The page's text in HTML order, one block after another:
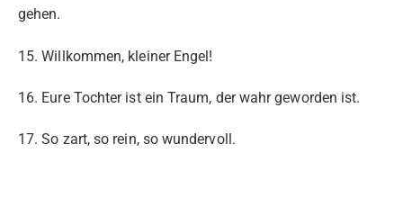
gehen.
15. Willkommen, kleiner Engel!
16. Eure Tochter ist ein Traum, der wahr geworden ist.
17. So zart, so rein, so wundervoll.